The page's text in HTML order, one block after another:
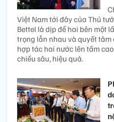
Việt Nam tới đây của Thủ
Bettel là dịp để hai bên một
trọng lẫn nhau và quyết
hợp tác hai nước lên tầm
chiều sâu, hiệu quả.